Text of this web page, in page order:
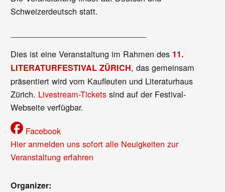
Schweizerdeutsch statt.
Dies ist eine Veranstaltung im Rahmen des 11.
LITERATURFESTIVAL ZÜRICH, das gemeinsam
präsentiert wird vom Kaufleuten und Literaturhaus
Zürich. Livestream-Tickets sind auf der Festival-
Webseite verfügbar.
Facebook
Hier anmelden uns sofort alle Neuigkeiten zur
Veranstaltung erfahren
Organizer: